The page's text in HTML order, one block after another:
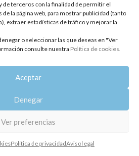
de terceros con la finalidad de permitir el
la página web, para mostrar publicidad (tanto
extraer estadísticas de tráfico y mejorar la
o seleccionar las que deseas en "Ver
consulte nuestra Política de cookies.
Aceptar
Denegar
Ver preferencias
Política de privacidadAviso legal
con estos 5 pasos
Oshadhi
de primera presión en frío, 100%
puedes encontrarte desodorizados,
SEGUIR LEYENDO
los derechos reservados.
| Aviso legal | Política de cookies